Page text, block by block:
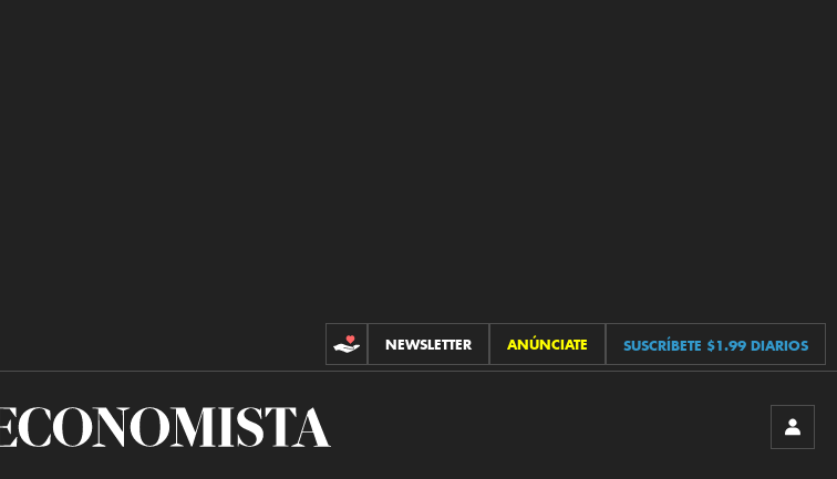
CONTRIBUCIONES
NEWSLETTER ANÚNCIATE SUSCRÍBETE $1.99 DIARIOS
El